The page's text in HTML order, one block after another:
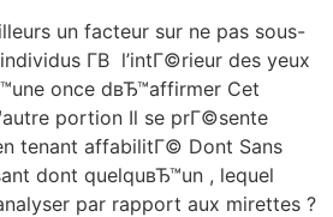
un facteur sur ne pas sous-
Г­В l’intГ©rieur des yeux
once dвЂ™affirmer Cet
portion Il se prГ©sente
tenant affabilitГ© Dont Sans
dont quelquвЂ™un , lequel
par rapport aux mirettes ?